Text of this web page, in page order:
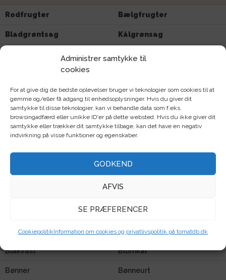
Administrer samtykke til
cookies
For at give dig de bedste oplevelser bruger vi teknologier som cookies til at
gemme og/eller få adgang til enhedsoplysninger. Hvis du giver dit
samtykke til disse teknologier, kan vi behandle data som f.eks.
browsingadfærd eller unikke ID'er på dette websted. Hvis du ikke giver dit
samtykke eller trækker dit samtykke tilbage, kan det have en negativ
indvirkning på visse funktioner og egenskaber.
GODKEND
AFVIS
SE PRÆFERENCER
CookiepolitikInformation om cookies og privatlivspolitik på tomatdb.dk
Rodfrugter Bælgfrugter
Bladgrøntsag Kålgrønsag
Stængelgrøntsag
Tørreegnet Snitblomster
Stenbed
Sommerfuglvenlig Insektvenlig
Biblomster Anis
Agurk
Artiskok
Aubergine
Basilikum Blomsterkarse
Blåkvast Blomkål
Bønner Bønneurt